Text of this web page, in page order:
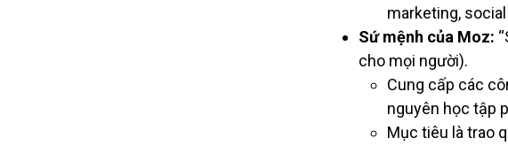
marketing,
Sứ mệnh của Moz:
cho mọi người).
Cung cấp các
nguyên học tập
Mục tiêu là trao